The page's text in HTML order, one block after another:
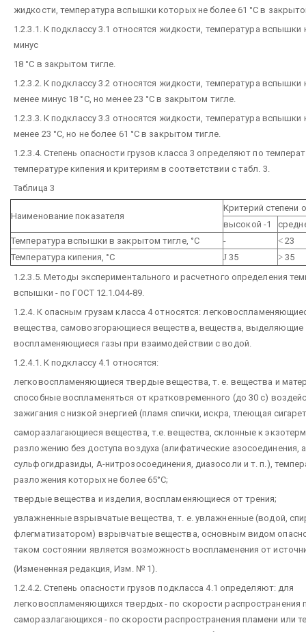
жидкости, температура вспышки которых не более 61 °С в
1.2.3.1. К подклассу 3.1 относятся жидкости, температура
минус
18 °С в закрытом тигле.
1.2.3.2. К подклассу 3.2 относятся жидкости, температура вспышки
менее минус 18 °С, но менее 23 °С в закрытом тигле.
1.2.3.3. К подклассу 3.3 относятся жидкости, температура вспышки
менее 23 °С, но не более 61 °С в закрытом тигле.
1.2.3.4. Степень опасности грузов класса 3 определяют по
температуре кипения и критериям в соответствии с табл. 3.
Таблица 3
Наименование показателя
Критерий степени
высокой -1
Температура вспышки в закрытом тигле, °С
- < 23
Температура кипения, °С
Ј 35 > 35
1.2.3.5. Методы экспериментального и расчетного определения
вспышки - по ГОСТ 12.1.044-89.
1.2.4. К опасным грузам класса 4 относятся:
вещества, самовозгорающиеся вещества, вещества, выделяющие
воспламеняющиеся газы при взаимодействии с водой.
1.2.4.1. К подклассу 4.1 относятся:
легковоспламеняющиеся твердые вещества, т. е. вещества и
способные воспламеняться от кратковременного (до 30 с)
зажигания с низкой энергией (пламя спички, искра, тлеющая
саморазлагающиеся вещества, т.е. вещества, склонные к
разложению без доступа воздуха (алифатические азосоединения,
сульфогидразиды, А-нитрозосоединения, диазосоли и т. п.),
разложения которых не более 65°С;
твердые вещества и изделия, воспламеняющиеся от трения;
увлажненные взрывчатые вещества, т. е. увлажненные (водой,
флегматизатором) взрывчатые вещества, основным видом
таком состоянии является возможность воспламенения от
(Измененная редакция, Изм. № 1).
1.2.4.2. Степень опасности грузов подкласса 4.1 определяют: для
легковоспламеняющихся твердых - по скорости распространения
саморазлагающихся - по скорости распространения пламени или